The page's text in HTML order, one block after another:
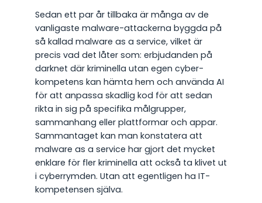
Sedan ett par år tillbaka är många av de
vanligaste malware-attackerna byggda på
så kallad malware as a service, vilket är
precis vad det låter som: erbjudanden på
darknet där kriminella utan egen cyber-
kompetens kan hämta hem och använda AI
för att anpassa skadlig kod för att sedan
rikta in sig på specifika målgrupper,
sammanhang eller plattformar och appar.
Sammantaget kan man konstatera att
malware as a service har gjort det mycket
enklare för fler kriminella att också ta klivet ut
i cyberrymden. Utan att egentligen ha IT-
kompetensen själva.